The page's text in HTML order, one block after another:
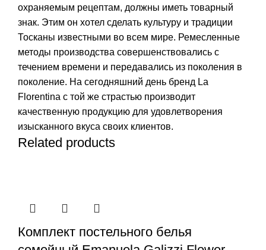
охраняемым рецептам, должны иметь товарный
знак. Этим он хотел сделать культуру и традиции
Тосканы известными во всем мире. Ремесленные
методы производства совершенствовались с
течением времени и передавались из поколения в
поколение. На сегодняшний день бренд La
Florentina с той же страстью производит
качественную продукцию для удовлетворения
изысканного вкуса своих клиентов.
Related products
Комплект постельного белья